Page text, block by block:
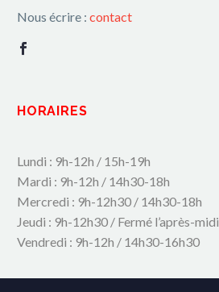
Nous écrire : contact
HORAIRES
Lundi : 9h-12h / 15h-19h
Mardi : 9h-12h / 14h30-18h
Mercredi : 9h-12h30 / 14h30-18h
Jeudi : 9h-12h30 / Fermé l’après-midi
Vendredi : 9h-12h / 14h30-16h30